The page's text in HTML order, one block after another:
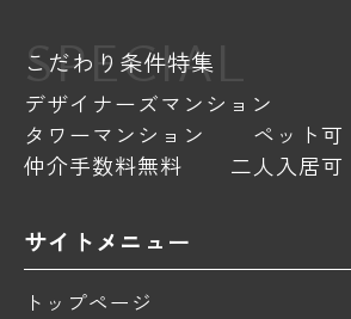
SPECIAL
こだわり条件特集
デザイナーズマンション
タワーマンション
ペット可
仲介手数料無料
二人入居可
サイトメニュー
トップページ